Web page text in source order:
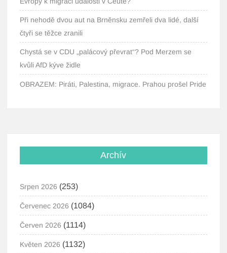
Při nehodě dvou aut na Brněnsku zemřeli dva lidé, další
čtyři se těžce zranili
Chystá se v CDU „palácový převrat“? Pod Merzem se
kvůli AfD kýve židle
OBRAZEM: Piráti, Palestina, migrace. Prahou prošel Pride
Archív
Srpen 2026 (253)
Červenec 2026 (1084)
Červen 2026 (1114)
Květen 2026 (1132)